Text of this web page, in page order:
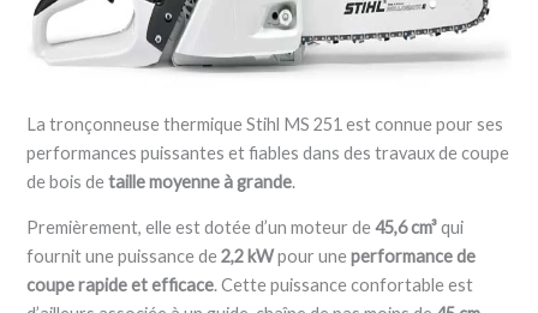
La tronçonneuse thermique Stihl MS 251 est connue pour ses
performances puissantes et fiables dans des travaux de coupe
de bois detaille moyenne à grande.
Premièrement, elle est dotée d’un moteur de45,6 cm³qui
fournit une puissance de2,2 kWpour uneperformance de
coupe rapide et efficace. Cette puissance confortable est